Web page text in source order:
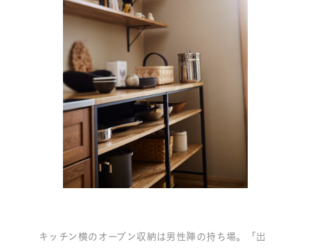
キッチン横のオープン収納は男性陣の持ち場。「出